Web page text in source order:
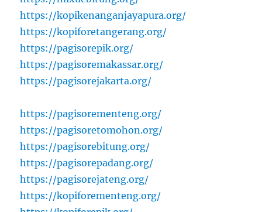
https://kopikenanganjayapura.org/
https://kopiforetangerang.org/
https://pagisorepik.org/
https://pagisoremakassar.org/
https://pagisorejakarta.org/
https://pagisorementeng.org/
https://pagisoretomohon.org/
https://pagisorebitung.org/
https://pagisorepadang.org/
https://pagisorejateng.org/
https://kopiforementeng.org/